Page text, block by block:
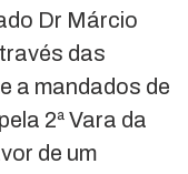
Dr Márcio
das
a mandados de
2ª Vara da
de um